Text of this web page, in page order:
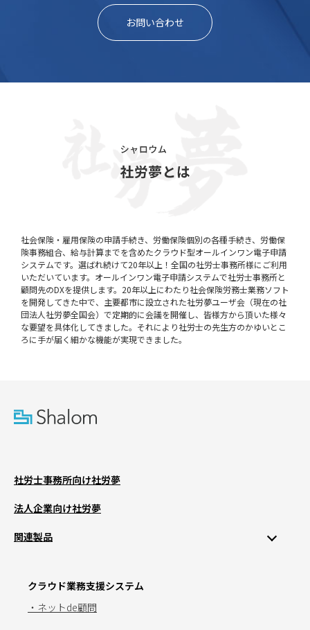
お問い合わせ
社会保険・雇用保険の申請手続き、労働保険個別の各種手続き、労働保
険事務組合、給与計算までを含めたクラウド型オールインワン電子申請
システムです。選ばれ続けて20年以上！全国の社労士事務所様にご利用
いただいています。オールインワン電子申請システムで社労士事務所と
顧問先のDXを提供します。20年以上にわたり社会保険労務士業務ソフト
を開発してきた中で、主要都市に設立された社労夢ユーザ会（現在の社
団法人社労夢全国会）で定期的に会議を開催し、皆様方から頂いた様々
な要望を具体化してきました。それにより社労士の先生方のかゆいとこ
ろに手が届く細かな機能が実現できました。
社労士事務所向け社労夢
法人企業向け社労夢
関連製品
クラウド業務支援システム
・ネットde顧問